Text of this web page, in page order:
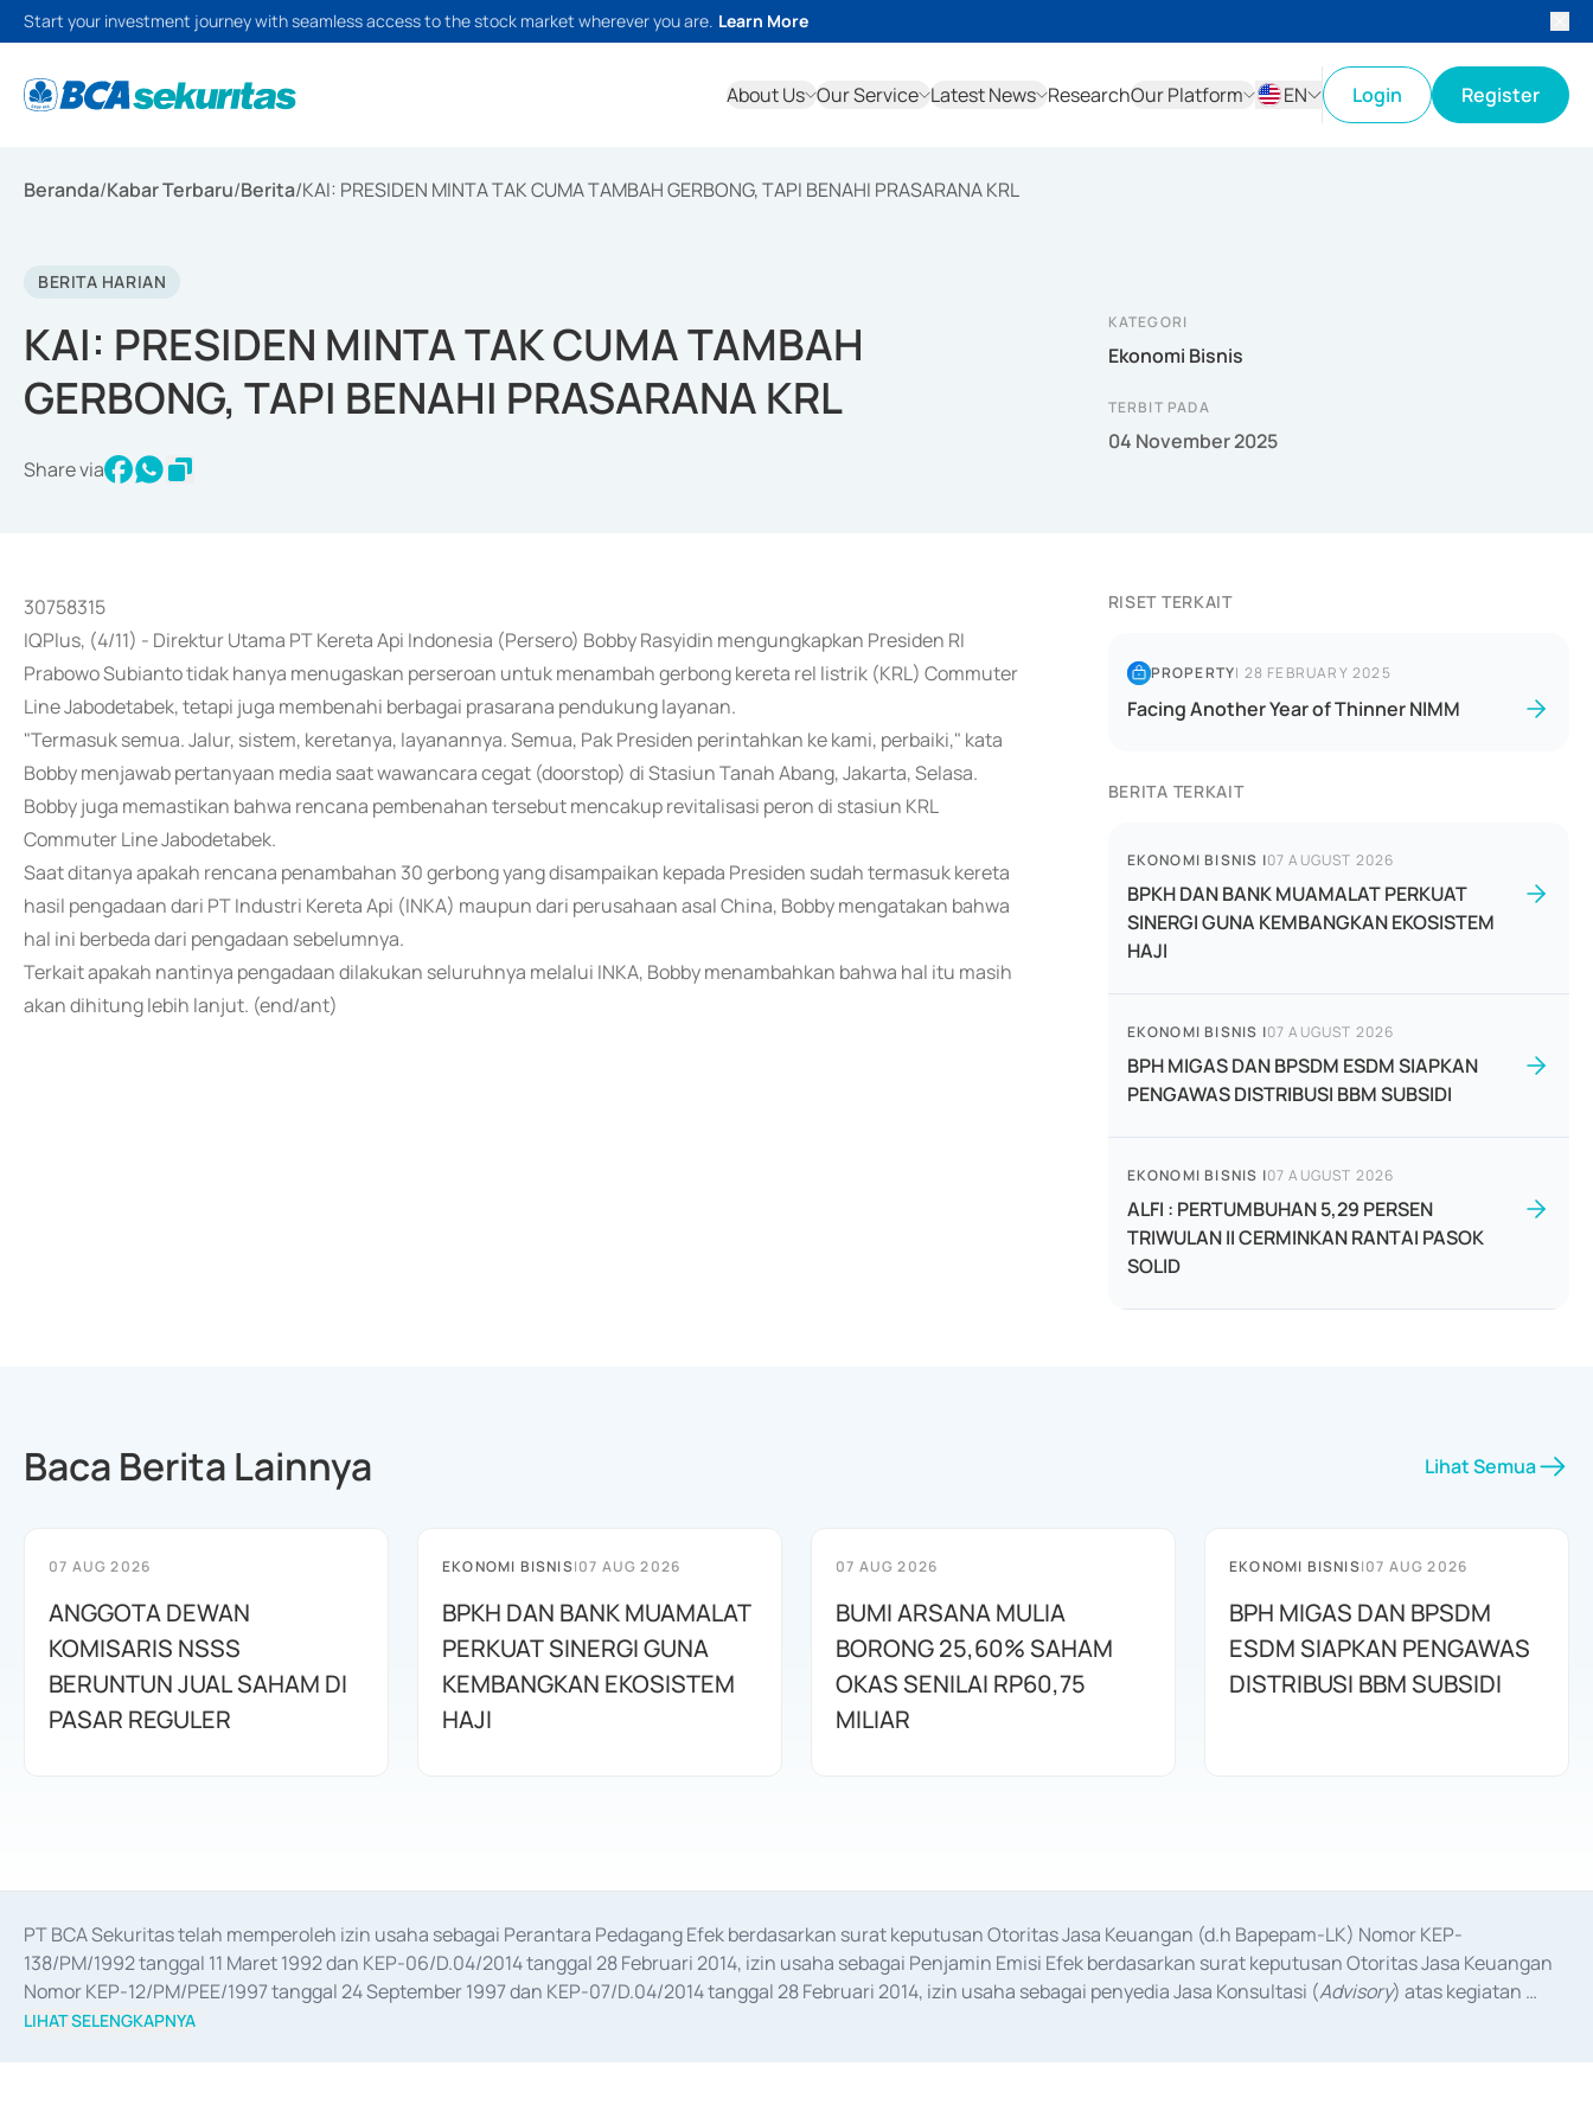
Start your investment journey with seamless access to the stock market wherever you are. Learn More
About Us Our Service Latest News ResearchOur Platform
EN
Login Register
Beranda/Kabar Terbaru/Berita/KAI: PRESIDEN MINTA TAK CUMA TAMBAH GERBONG, TAPI BENAHI PRASARANA KRL
BERITA HARIAN
KAI: PRESIDEN MINTA TAK CUMA TAMBAH
GERBONG, TAPI BENAHI PRASARANA KRL
Share via
KATEGORI
Ekonomi Bisnis
TERBIT PADA
04 November 2025
30758315
IQPlus, (4/11) - Direktur Utama PT Kereta Api Indonesia (Persero) Bobby Rasyidin mengungkapkan Presiden RI
Prabowo Subianto tidak hanya menugaskan perseroan untuk menambah gerbong kereta rel listrik (KRL) Commuter
Line Jabodetabek, tetapi juga membenahi berbagai prasarana pendukung layanan.
"Termasuk semua. Jalur, sistem, keretanya, layanannya. Semua, Pak Presiden perintahkan ke kami, perbaiki," kata
Bobby menjawab pertanyaan media saat wawancara cegat (doorstop) di Stasiun Tanah Abang, Jakarta, Selasa.
Bobby juga memastikan bahwa rencana pembenahan tersebut mencakup revitalisasi peron di stasiun KRL
Commuter Line Jabodetabek.
Saat ditanya apakah rencana penambahan 30 gerbong yang disampaikan kepada Presiden sudah termasuk kereta
hasil pengadaan dari PT Industri Kereta Api (INKA) maupun dari perusahaan asal China, Bobby mengatakan bahwa
hal ini berbeda dari pengadaan sebelumnya.
Terkait apakah nantinya pengadaan dilakukan seluruhnya melalui INKA, Bobby menambahkan bahwa hal itu masih
akan dihitung lebih lanjut. (end/ant)
RISET TERKAIT
PROPERTY| 28 FEBRUARY 2025
Facing Another Year of Thinner NIMM
BERITA TERKAIT
EKONOMI BISNIS |07 AUGUST 2026
BPKH DAN BANK MUAMALAT PERKUAT
SINERGI GUNA KEMBANGKAN EKOSISTEM
HAJI
EKONOMI BISNIS |07 AUGUST 2026
BPH MIGAS DAN BPSDM ESDM SIAPKAN
PENGAWAS DISTRIBUSI BBM SUBSIDI
EKONOMI BISNIS |07 AUGUST 2026
ALFI : PERTUMBUHAN 5,29 PERSEN
TRIWULAN II CERMINKAN RANTAI PASOK
SOLID
Baca Berita Lainnya Lihat Semua
07 AUG 2026
ANGGOTA DEWAN
KOMISARIS NSSS
BERUNTUN JUAL SAHAM DI
PASAR REGULER
EKONOMI BISNIS|07 AUG 2026
BPKH DAN BANK MUAMALAT
PERKUAT SINERGI GUNA
KEMBANGKAN EKOSISTEM
HAJI
07 AUG 2026
BUMI ARSANA MULIA
BORONG 25,60% SAHAM
OKAS SENILAI RP60,75
MILIAR
EKONOMI BISNIS|07 AUG 2026
BPH MIGAS DAN BPSDM
ESDM SIAPKAN PENGAWAS
DISTRIBUSI BBM SUBSIDI
PT BCA Sekuritas telah memperoleh izin usaha sebagai Perantara Pedagang Efek berdasarkan surat keputusan Otoritas Jasa Keuangan (d.h Bapepam-LK) Nomor KEP-
138/PM/1992 tanggal 11 Maret 1992 dan KEP-06/D.04/2014 tanggal 28 Februari 2014, izin usaha sebagai Penjamin Emisi Efek berdasarkan surat keputusan Otoritas Jasa Keuangan
Nomor KEP-12/PM/PEE/1997 tanggal 24 September 1997 dan KEP-07/D.04/2014 tanggal 28 Februari 2014, izin usaha sebagai penyedia Jasa Konsultasi (Advisory) atas kegiatan
merger, akuisisi, divestasi, dan
LIHAT SELENGKAPNYA